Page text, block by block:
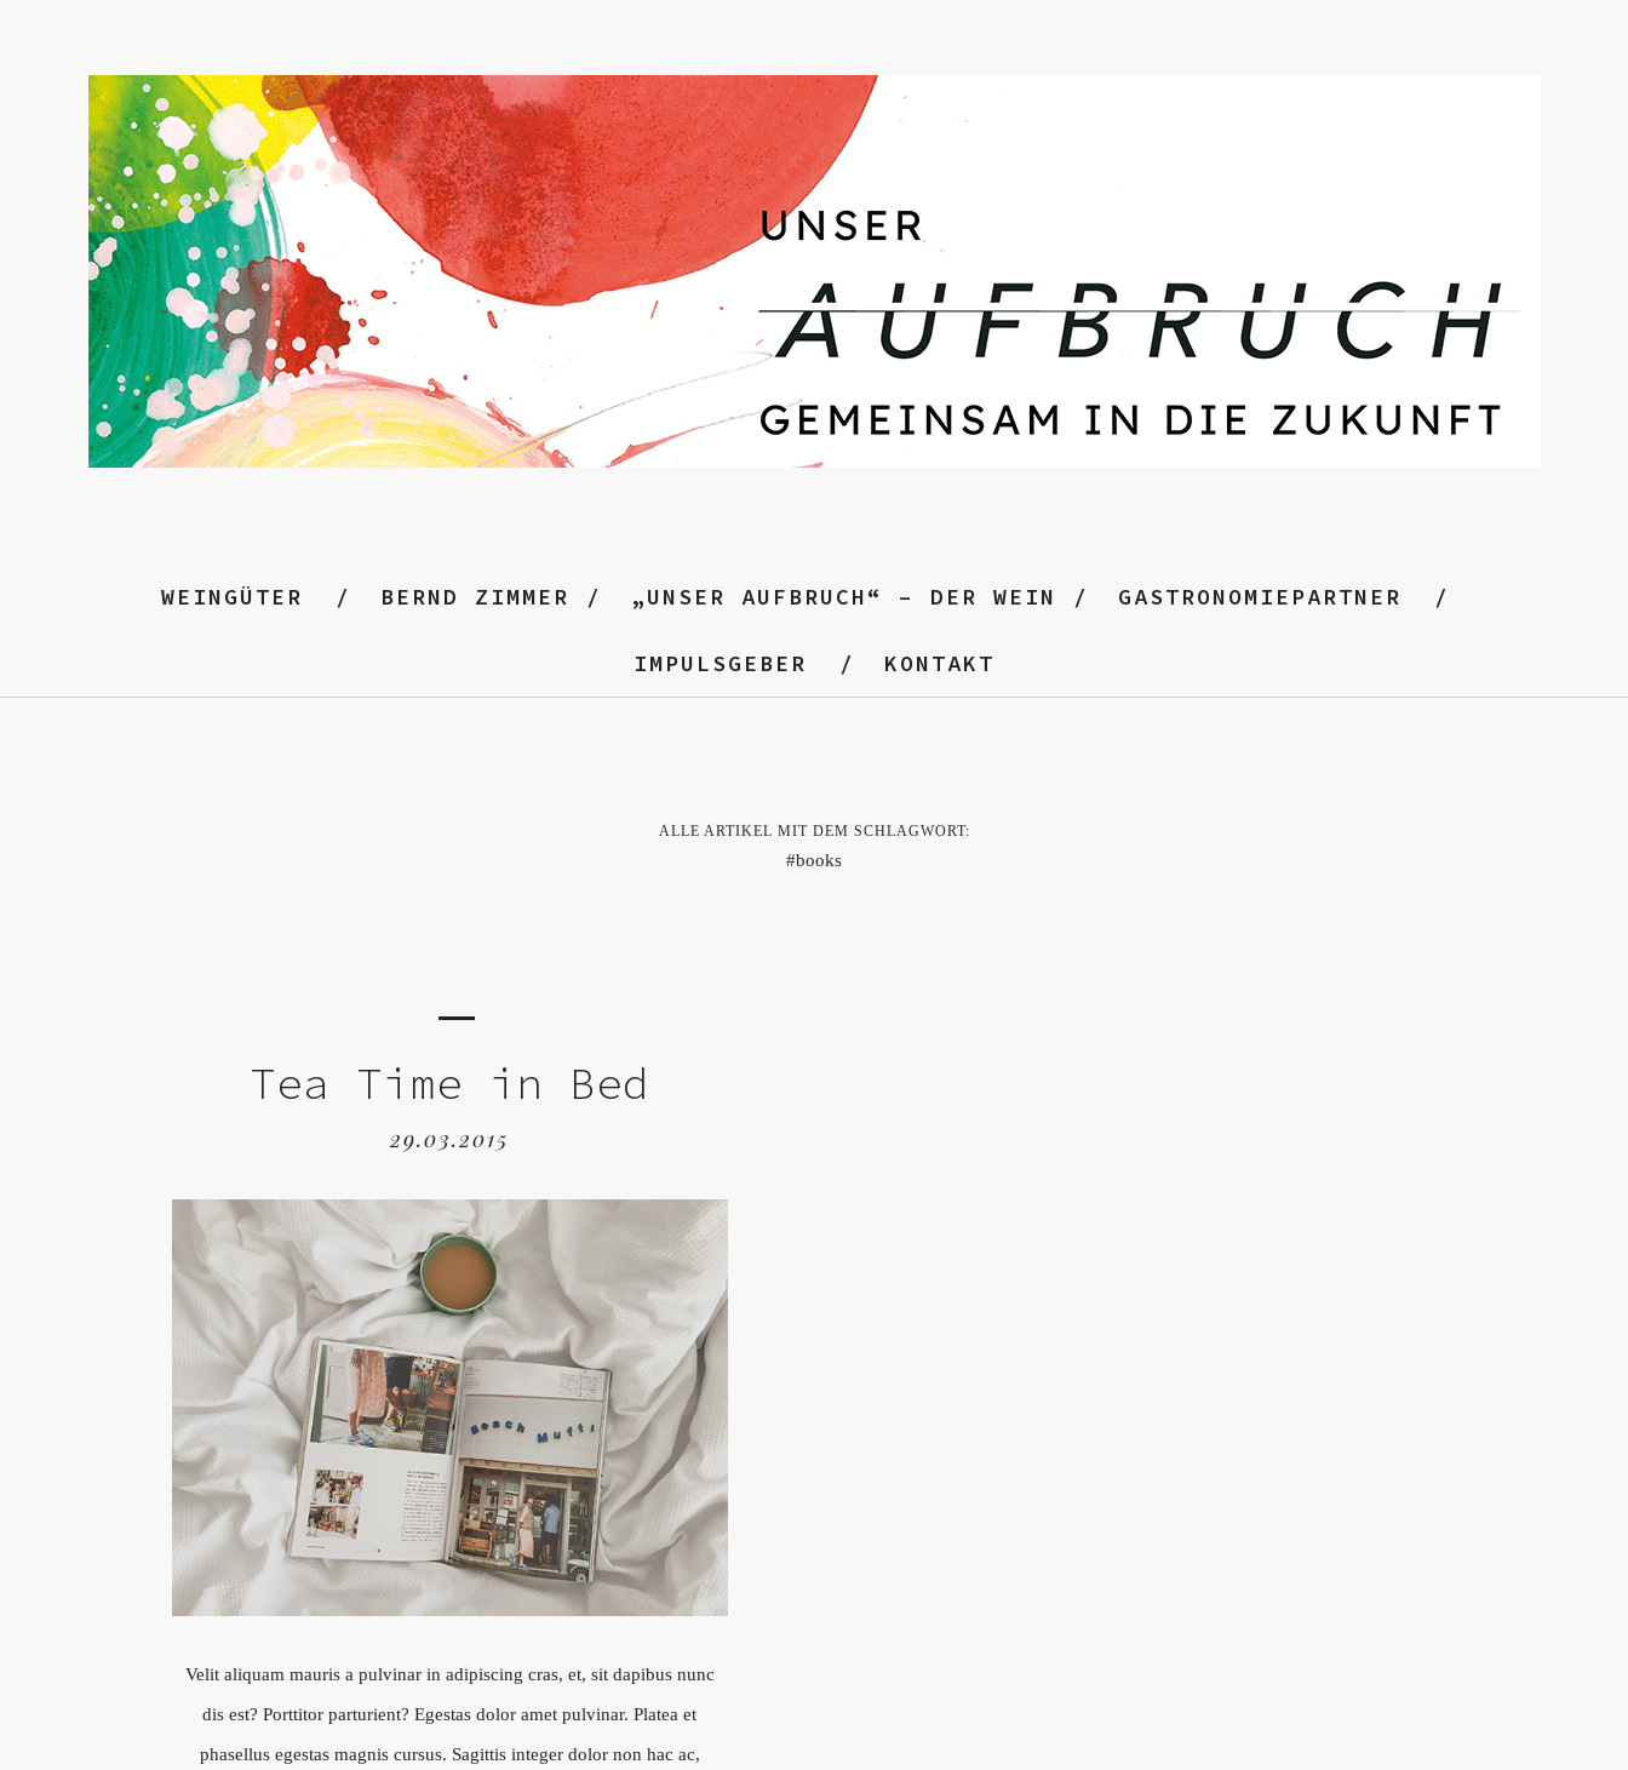
WEINGÜTER BERND ZIMMER „UNSER AUFBRUCH“ – DER WEIN GASTRONOMIEPARTNER
IMPULSGEBER KONTAKT
ALLE ARTIKEL MIT DEM SCHLAGWORT:
books
Tea Time in Bed
29.03.2015
Velit aliquam mauris a pulvinar in adipiscing cras, et, sit dapibus nunc
dis est? Porttitor parturient? Egestas dolor amet pulvinar. Platea et
phasellus egestas magnis cursus. Sagittis integer dolor non hac ac,